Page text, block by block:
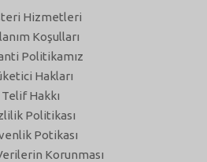
Hizmetleri
Koşulları
Politikamız
Hakları
Telif Hakkı
Politikası
Potikası
Korunması